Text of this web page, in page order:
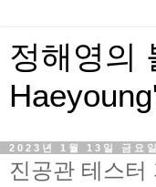
정해영의
2023년 1월 13일 금요일
진공관 테스터